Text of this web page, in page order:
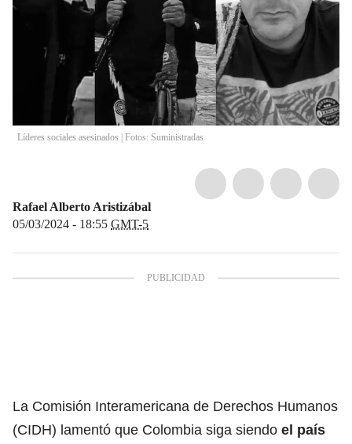
Líderes sociales asesinados | Fotos: Suministradas
Rafael Alberto Aristizábal
05/03/2024 - 18:55 GMT-5
La Comisión Interamericana de Derechos Humanos
(CIDH) lamentó que Colombia siga siendo el país